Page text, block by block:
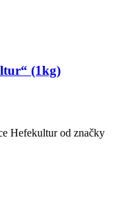
(1kg)
Hefekultur od značky